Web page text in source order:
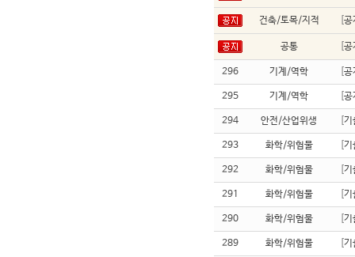
건축/토목/지적 공
공통 공
296 기계/역학 공
295 기계/역학 공
294 안전/산업위생 기
293 화학/위험물 기
292 화학/위험물 기
291 화학/위험물 기
290 화학/위험물 기
289 화학/위험물 기